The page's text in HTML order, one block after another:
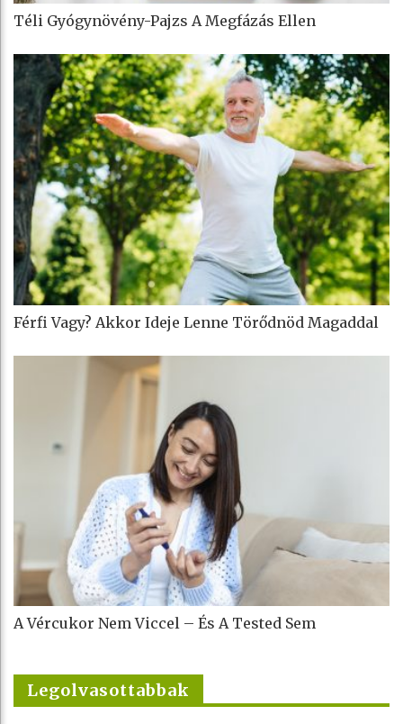
Téli Gyógynövény-Pajzs A Megfázás Ellen
Férfi Vagy? Akkor Ideje Lenne Törődnöd Magaddal
A Vércukor Nem Viccel – És A Tested Sem
Legolvasottabbak